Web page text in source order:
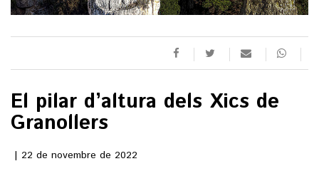
TEMÀTIQUES
El pilar d’altura dels Xics de
Granollers
22 de novembre de 2022